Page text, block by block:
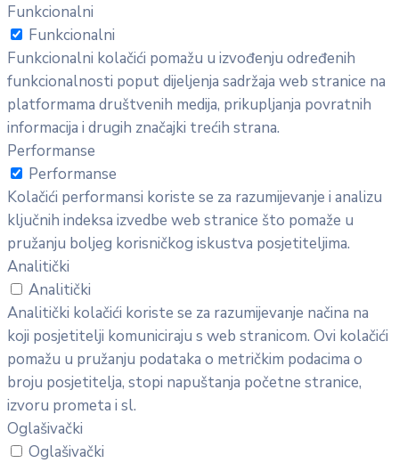
Funkcionalni
Funkcionalni
Funkcionalni kolačići pomažu u izvođenju određenih
funkcionalnosti poput dijeljenja sadržaja web stranice na
platformama društvenih medija, prikupljanja povratnih
informacija i drugih značajki trećih strana.
Performanse
Performanse
Kolačići performansi koriste se za razumijevanje i analizu
ključnih indeksa izvedbe web stranice što pomaže u
pružanju boljeg korisničkog iskustva posjetiteljima.
Analitički
Analitički
Analitički kolačići koriste se za razumijevanje načina na
koji posjetitelji komuniciraju s web stranicom. Ovi kolačići
pomažu u pružanju podataka o metričkim podacima o
broju posjetitelja, stopi napuštanja početne stranice,
izvoru prometa i sl.
Oglašivački
Oglašivački